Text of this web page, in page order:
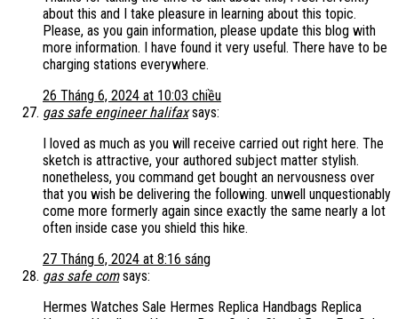
about this and I take pleasure in learning about this topic.
Please, as you gain information, please update this blog with
more information. I have found it very useful. There have to be
charging stations everywhere.
26 Tháng 6, 2024 at 10:03 chiều
gas safe engineer halifax says:
I loved as much as you will receive carried out right here. The
sketch is attractive, your authored subject matter stylish.
nonetheless, you command get bought an nervousness over
that you wish be delivering the following. unwell unquestionably
come more formerly again since exactly the same nearly a lot
often inside case you shield this hike.
27 Tháng 6, 2024 at 8:16 sáng
gas safe com says:
Hermes Watches Sale Hermes Replica Handbags Replica